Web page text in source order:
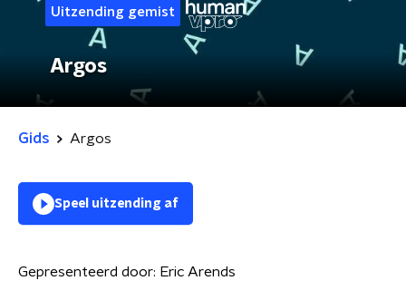
Uitzending gemist
Argos
Gids Argos
Speel uitzending af
Gepresenteerd door: Eric Arends